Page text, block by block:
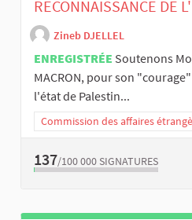
RECONNAISSANCE DE
Zineb DJELLEL
ENREGISTRÉE Soutenons
MACRON, pour son
l'état de Palestin...
Commission des affaires
137/100 000 SIGNATURES